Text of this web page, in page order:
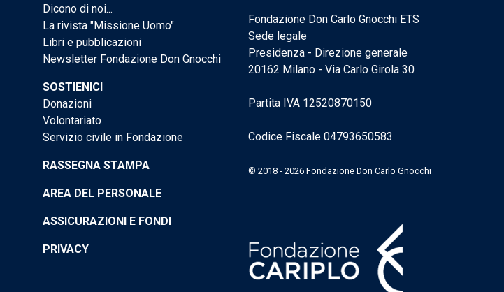
Dicono di noi...
La rivista "Missione Uomo"
Libri e pubblicazioni
Newsletter Fondazione Don Gnocchi
SOSTIENICI
Donazioni
Volontariato
Servizio civile in Fondazione
RASSEGNA STAMPA
AREA DEL PERSONALE
ASSICURAZIONI E FONDI
PRIVACY
Fondazione Don Carlo Gnocchi ETS
Sede legale
Presidenza - Direzione generale
20162 Milano - Via Carlo Girola 30
Partita IVA 12520870150
Codice Fiscale 04793650583
© 2018 - 2026 Fondazione Don Carlo Gnocchi